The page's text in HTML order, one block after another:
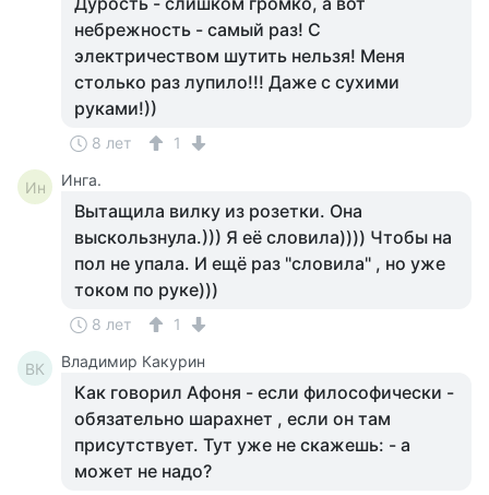
небрежность - самый раз! С
электричеством шутить нельзя! Меня
столько раз лупило!!! Даже с сухими
руками!))
8 лет 1
Ин Инга.
Вытащила вилку из розетки. Она
выскользнула.))) Я её словила)))) Чтобы на
пол не упала. И ещё раз "словила" , но уже
током по руке)))
8 лет 1
ВК Владимир Какурин
Как говорил Афоня - если философически -
обязательно шарахнет , если он там
присутствует. Тут уже не скажешь: - а
может не надо?